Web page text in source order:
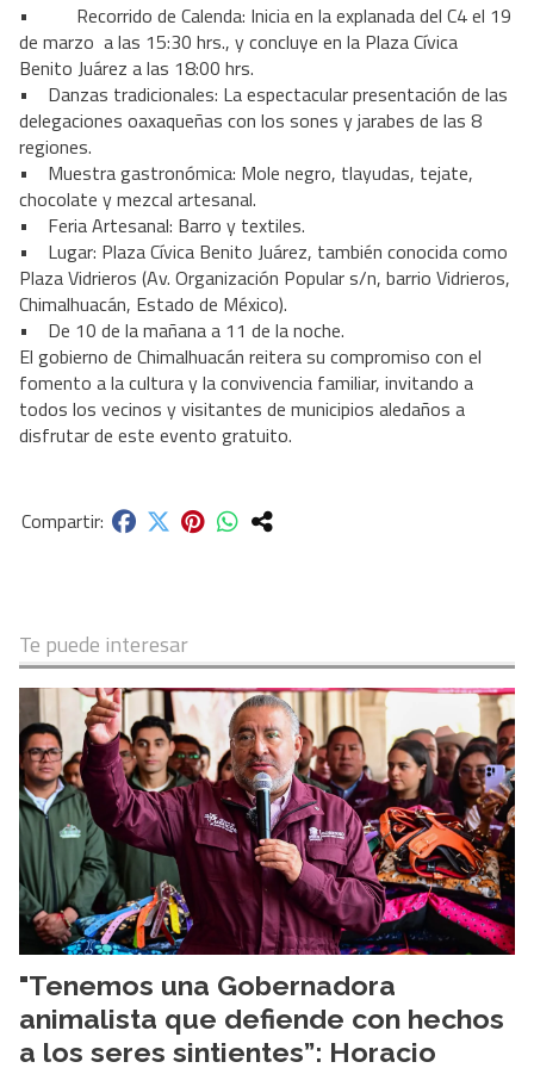
• Recorrido de Calenda: Inicia en la explanada del C4 el 19
de marzo a las 15:30 hrs., y concluye en la Plaza Cívica
Benito Juárez a las 18:00 hrs.
• Danzas tradicionales: La espectacular presentación de las
delegaciones oaxaqueñas con los sones y jarabes de las 8
regiones.
• Muestra gastronómica: Mole negro, tlayudas, tejate,
chocolate y mezcal artesanal.
• Feria Artesanal: Barro y textiles.
• Lugar: Plaza Cívica Benito Juárez, también conocida como
Plaza Vidrieros (Av. Organización Popular s/n, barrio Vidrieros,
Chimalhuacán, Estado de México).
• De 10 de la mañana a 11 de la noche.
El gobierno de Chimalhuacán reitera su compromiso con el
fomento a la cultura y la convivencia familiar, invitando a
todos los vecinos y visitantes de municipios aledaños a
disfrutar de este evento gratuito.
Te puede interesar
"Tenemos una Gobernadora
animalista que defiende con hechos
a los seres sintientes”: Horacio